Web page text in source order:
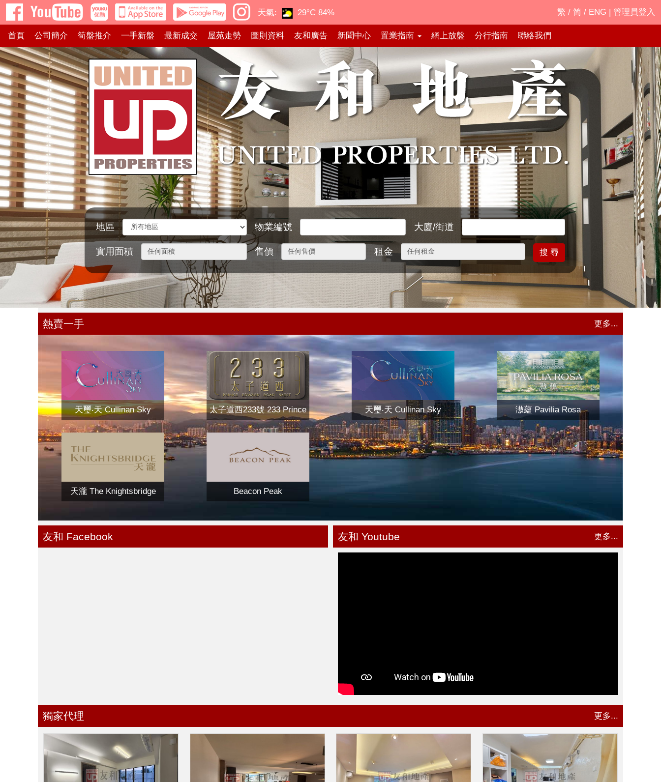
天氣: 29°C 84% 繁 / 简 / ENG | 管理員登入
首頁 公司簡介 筍盤推介 一手新盤 最新成交 屋苑走勢 圖則資料 友和廣告 新聞中心 置業指南 網上放盤 分行指南 聯絡我們
地區 物業編號 大廈/街道
實用面積 售價 租金 搜 尋
熱賣一手 更多...
天璽‧天 Cullinan Sky 太子道西233號 233 Prince
Edward Road West
天璽‧天 Cullinan Sky 滶蘊 Pavilia Rosa
天瀧 The Knightsbridge Beacon Peak
友和 Facebook 友和 Youtube 更多...
獨家代理 更多...